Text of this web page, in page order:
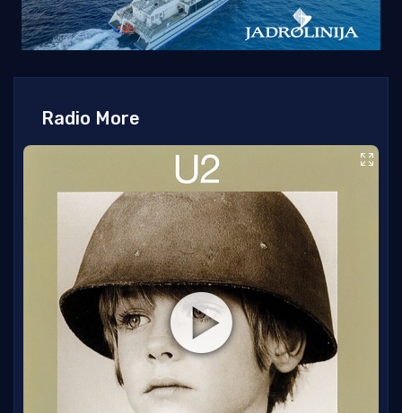
Radio More